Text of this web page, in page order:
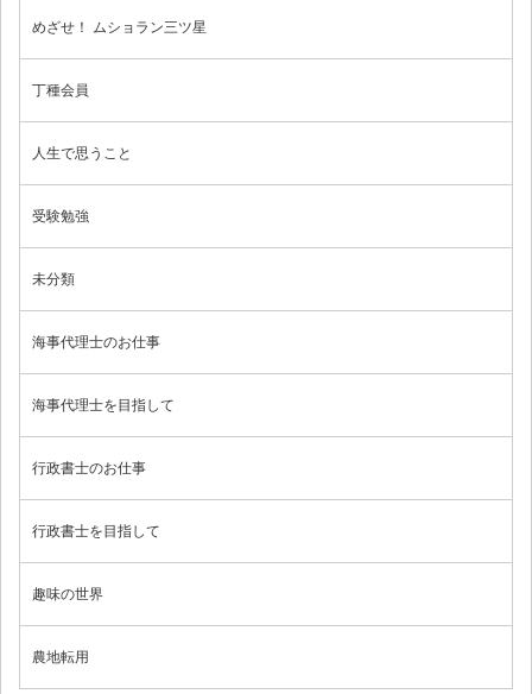
めざせ！ ムショラン三ツ星
丁種会員
人生で思うこと
受験勉強
未分類
海事代理士のお仕事
海事代理士を目指して
行政書士のお仕事
行政書士を目指して
趣味の世界
農地転用